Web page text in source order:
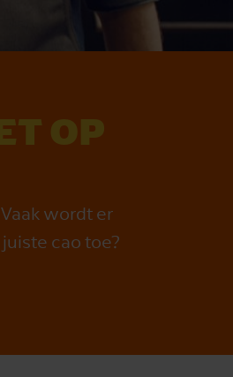
OP
wordt er
cao toe?